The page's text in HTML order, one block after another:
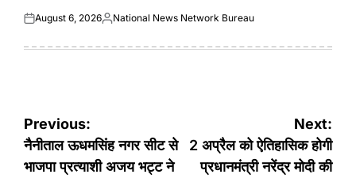
Posted
August 6, 2026Posted
National News Network Bureau
Post
navigation
Previous:
नैनीताल ऊधमसिंह नगर सीट से
भाजपा प्रत्याशी अजय भट्ट ने
Next:
2 अप्रैल को ऐतिहासिक होगी
प्रधानमंत्री नरेंद्र मोदी की